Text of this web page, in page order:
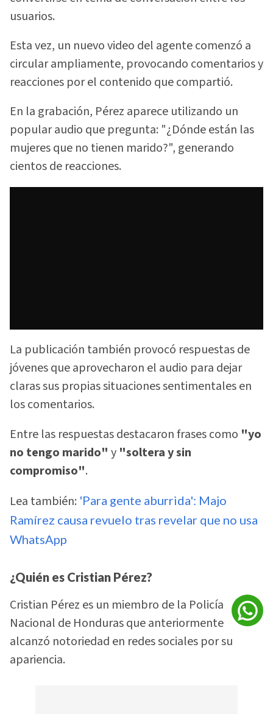
usuarios.
Esta vez, un nuevo video del agente comenzó a
circular ampliamente, provocando comentarios y
reacciones por el contenido que compartió.
En la grabación, Pérez aparece utilizando un
popular audio que pregunta: "¿Dónde están las
mujeres que no tienen marido?", generando
cientos de reacciones.
La publicación también provocó respuestas de
jóvenes que aprovecharon el audio para dejar
claras sus propias situaciones sentimentales en
los comentarios.
Entre las respuestas destacaron frases como "yo
no tengo marido" y "soltera y sin
compromiso".
Lea también: 'Para gente aburrida': Majo
Ramírez causa revuelo tras revelar que no usa
WhatsApp
¿Quién es Cristian Pérez?
Cristian Pérez es un miembro de la Policía
Nacional de Honduras que anteriormente
alcanzó notoriedad en redes sociales por su
apariencia.